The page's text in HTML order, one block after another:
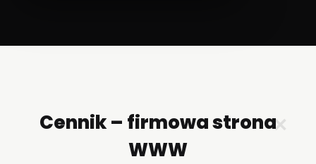
✕
Cennik – firmowa strona
WWW